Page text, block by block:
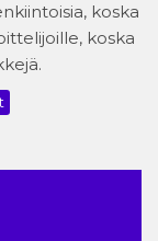
koska
koska